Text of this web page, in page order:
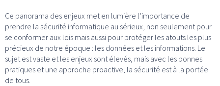
Ce panorama des enjeux met en lumière l’importance de
prendre la sécurité informatique au sérieux, non seulement pour
se conformer aux lois mais aussi pour protéger les atouts les plus
précieux de notre époque : les données et les informations. Le
sujet est vaste et les enjeux sont élevés, mais avec les bonnes
pratiques et une approche proactive, la sécurité est à la portée
de tous.